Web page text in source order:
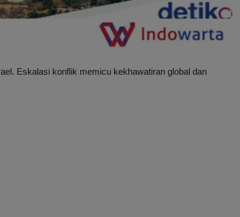
Eskalasi konflik memicu kekhawatiran global dan